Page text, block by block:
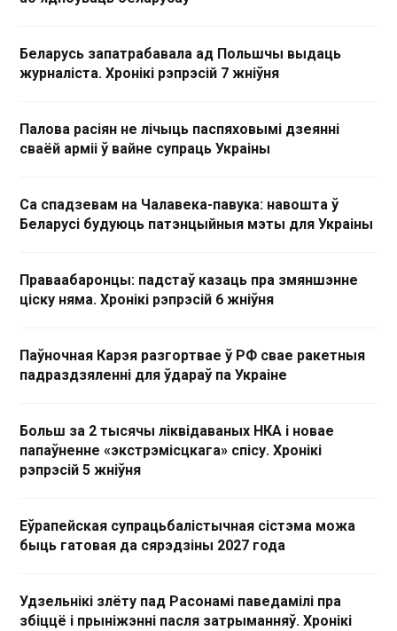
Беларусь запатрабавала ад Польшчы выдаць
журналіста. Хронікі рэпрэсій 7 жніўня
Палова расіян не лічыць паспяховымі дзеянні
сваёй арміі ў вайне супраць Украіны
Са спадзевам на Чалавека-павука: навошта ў
Беларусі будуюць патэнцыйныя мэты для Украіны
Праваабаронцы: падстаў казаць пра змяншэнне
ціску няма. Хронікі рэпрэсій 6 жніўня
Паўночная Карэя разгортвае ў РФ свае ракетныя
падраздзяленні для ўдараў па Украіне
Больш за 2 тысячы ліквідаваных НКА і новае
папаўненне «экстрэмісцкага» спісу. Хронікі
рэпрэсій 5 жніўня
Еўрапейская супрацьбалістычная сістэма можа
быць гатовая да сярэдзіны 2027 года
Удзельнікі злёту пад Расонамі паведамілі пра
збіццё і прыніжэнні пасля затрыманняў. Хронікі